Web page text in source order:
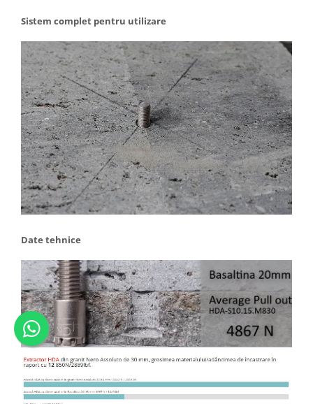
Sistem complet pentru utilizare
Date tehnice